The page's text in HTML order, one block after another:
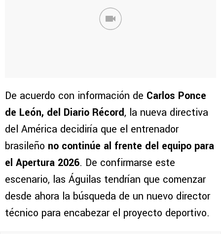
De acuerdo con información de Carlos Ponce
de León, del Diario Récord, la nueva directiva
del América decidiría que el entrenador
brasileño no continúe al frente del equipo para
el Apertura 2026. De confirmarse este
escenario, las Águilas tendrían que comenzar
desde ahora la búsqueda de un nuevo director
técnico para encabezar el proyecto deportivo.